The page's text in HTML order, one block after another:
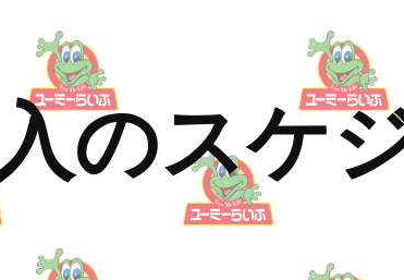
Skip to navigation
のスケ